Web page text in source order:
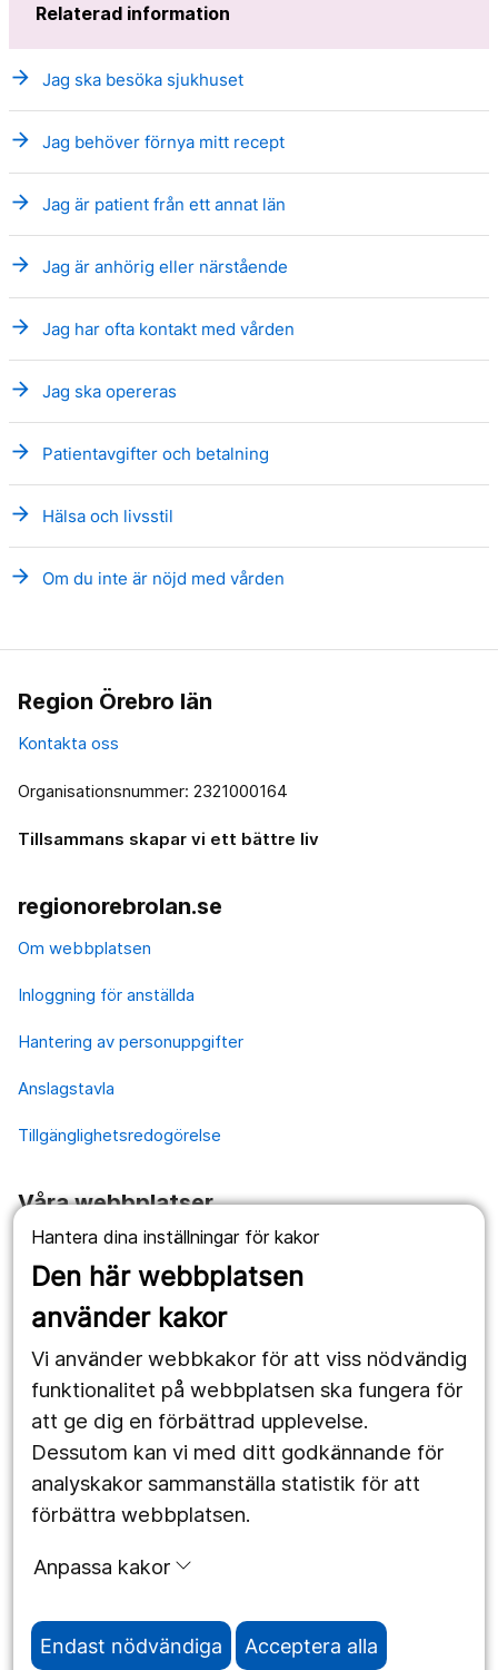
Hantera dina inställningar för kakor
Den här webbplatsen
använder kakor
Vi använder webbkakor för att viss nödvändig
funktionalitet på webbplatsen ska fungera för
att ge dig en förbättrad upplevelse.
Dessutom kan vi med ditt godkännande för
analyskakor sammanställa statistik för att
förbättra webbplatsen.
Anpassa kakor
Endast nödvändiga Acceptera alla
Relaterad information
arrow_forward Jag ska besöka sjukhuset
arrow_forward Jag behöver förnya mitt recept
arrow_forward Jag är patient från ett annat län
arrow_forward Jag är anhörig eller närstående
arrow_forward Jag har ofta kontakt med vården
arrow_forward Jag ska opereras
arrow_forward Patientavgifter och betalning
arrow_forward Hälsa och livsstil
arrow_forward Om du inte är nöjd med vården
Region Örebro län
Kontakta oss
Organisationsnummer: 2321000164
Tillsammans skapar vi ett bättre liv
regionorebrolan.se
Om webbplatsen
Inloggning för anställda
Hantering av personuppgifter
Anslagstavla
Tillgänglighetsredogörelse
Våra webbplatser
1177.se
Länstrafiken
Utveckling
Följ oss
Facebook